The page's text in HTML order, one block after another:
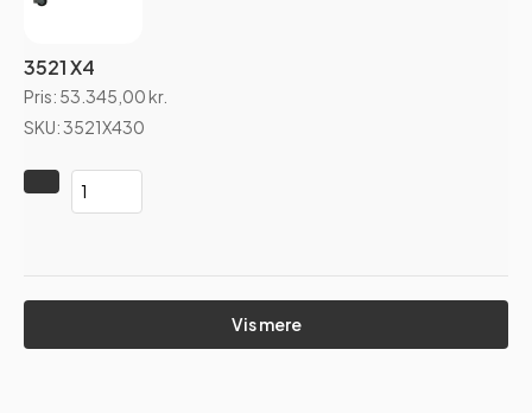
3521 X4
Pris: 53.345,00 kr.
SKU: 3521X430
Vis mere